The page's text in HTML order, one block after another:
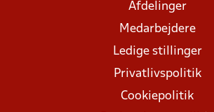
Afdelinger
Medarbejdere
Ledige stillinger
Privatlivspolitik
Cookiepolitik